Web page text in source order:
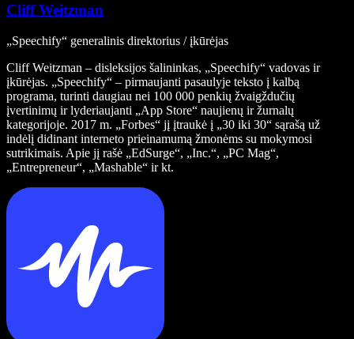
Cliff Weitzman
„Speechify“ generalinis direktorius / įkūrėjas
Cliff Weitzman – disleksijos šalininkas, „Speechify“ vadovas ir
įkūrėjas. „Speechify“ – pirmaujanti pasaulyje teksto į kalbą
programa, turinti daugiau nei 100 000 penkių žvaigždučių
įvertinimų ir lyderiaujanti „App Store“ naujienų ir žurnalų
kategorijoje. 2017 m. „Forbes“ jį įtraukė į „30 iki 30“ sąrašą už
indėlį didinant interneto prieinamumą žmonėms su mokymosi
sutrikimais. Apie jį rašė „EdSurge“, „Inc.“, „PC Mag“,
„Entrepreneur“, „Mashable“ ir kt.